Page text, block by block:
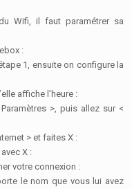
Wifi, il faut paramétrer sa
:
1, ensuite on configure la
affiche l’heure :
>, puis allez sur <
> et faites X :
X :
votre connexion :
le nom que vous lui avez